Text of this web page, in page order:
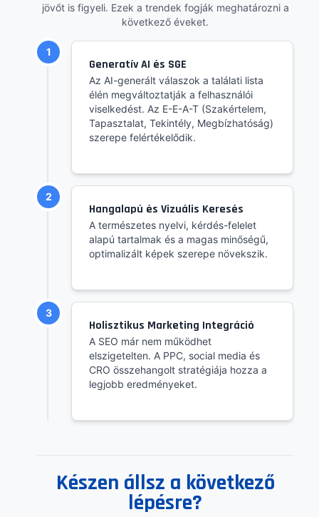
jövőt is figyeli. Ezek a trendek fogják meghatározni a
következő éveket.
1
Generatív AI és SGE
Az AI-generált válaszok a találati lista
élén megváltoztatják a felhasználói
viselkedést. Az E-E-A-T (Szakértelem,
Tapasztalat, Tekintély, Megbízhatóság)
szerepe felértékelődik.
2
Hangalapú és Vizuális Keresés
A természetes nyelvi, kérdés-felelet
alapú tartalmak és a magas minőségű,
optimalizált képek szerepe növekszik.
3
Holisztikus Marketing Integráció
A SEO már nem működhet
elszigetelten. A PPC, social media és
CRO összehangolt stratégiája hozza a
legjobb eredményeket.
Készen állsz a következő
lépésre?